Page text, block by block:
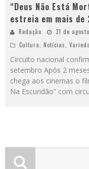
“Deus Não Está
estreia em mais de
Redação
31 de
Cultura, Notícias,
Circuito nacional
setembro Após 2
chega aos cinemas o
Na Escuridão” com